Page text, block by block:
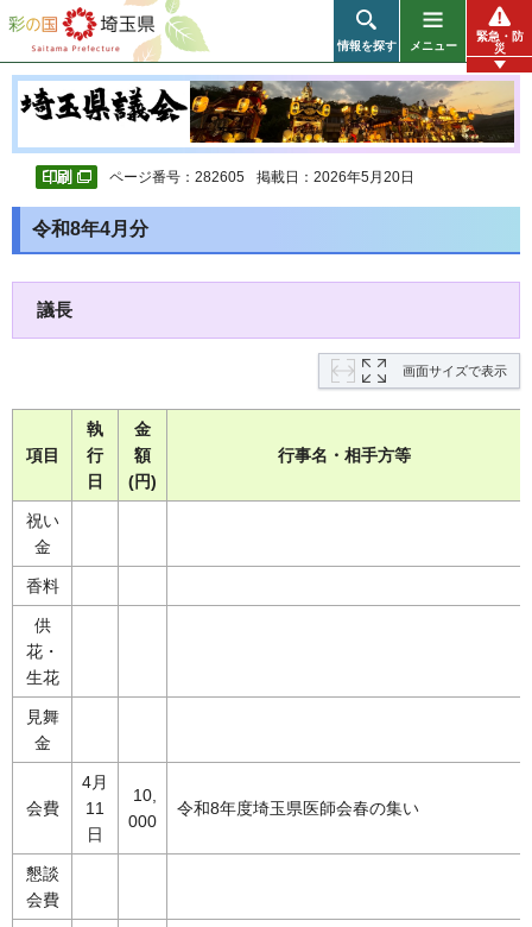
彩の国 埼玉県
情報を探す メニュー
緊急・防
災
ページ番号：282605 掲載日：2026年5月20日
令和8年4月分
議長
画面サイズで表示
項目
執
行
日
金
額
(円)
行事名・相手方等
祝い
金
香料
供
花・
生花
見舞
金
会費
4月
11
日
10,
000
令和8年度埼玉県医師会春の集い
懇談
会費